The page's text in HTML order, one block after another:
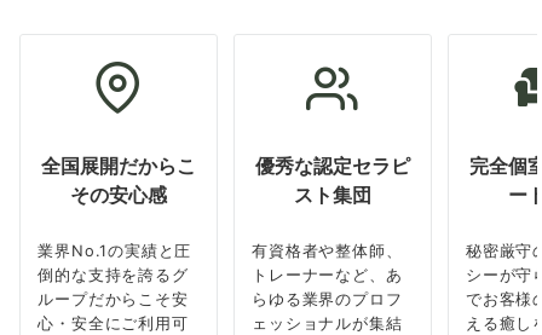
全国展開だからこ
その安心感
業界No.1の実績と圧
倒的な支持を誇るグ
ループだからこそ安
心・安全にご利用可
優秀な認定セラピ
スト集団
有資格者や整体師、
トレーナーなど、あ
らゆる業界のプロフ
ェッショナルが集結
完全個
ー
秘密厳守
シーが守
でお客様
える癒し